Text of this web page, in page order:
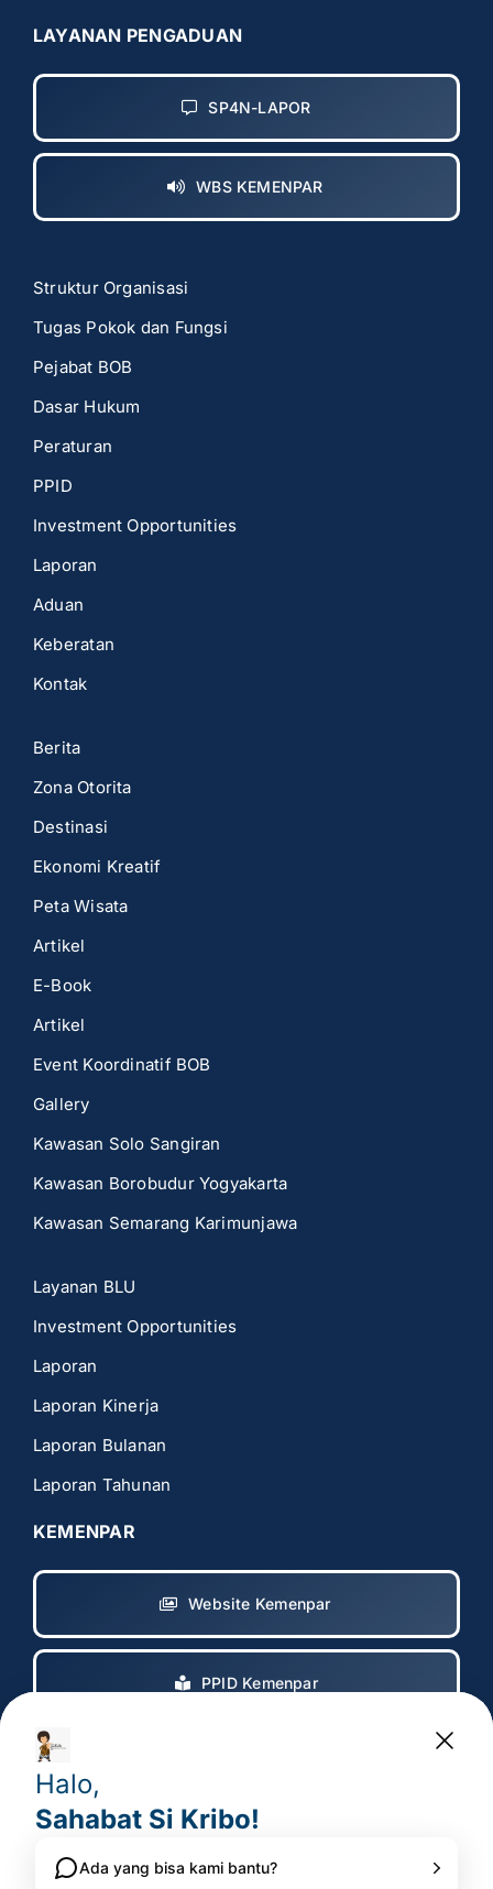
LAYANAN PENGADUAN
SP4N-LAPOR
WBS KEMENPAR
Struktur Organisasi
Tugas Pokok dan Fungsi
Pejabat BOB
Dasar Hukum
Peraturan
PPID
Investment Opportunities
Laporan
Aduan
Keberatan
Kontak
Berita
Zona Otorita
Destinasi
Ekonomi Kreatif
Peta Wisata
Artikel
E-Book
Artikel
Event Koordinatif BOB
Gallery
Kawasan Solo Sangiran
Kawasan Borobudur Yogyakarta
Kawasan Semarang Karimunjawa
Layanan BLU
Investment Opportunities
Laporan
Laporan Kinerja
Laporan Bulanan
Laporan Tahunan
KEMENPAR
Website Kemenpar
PPID Kemenpar
Copyright 2017 – 2025 © All rights reserved. • Badan
Pelaksana Otorita Borobudur